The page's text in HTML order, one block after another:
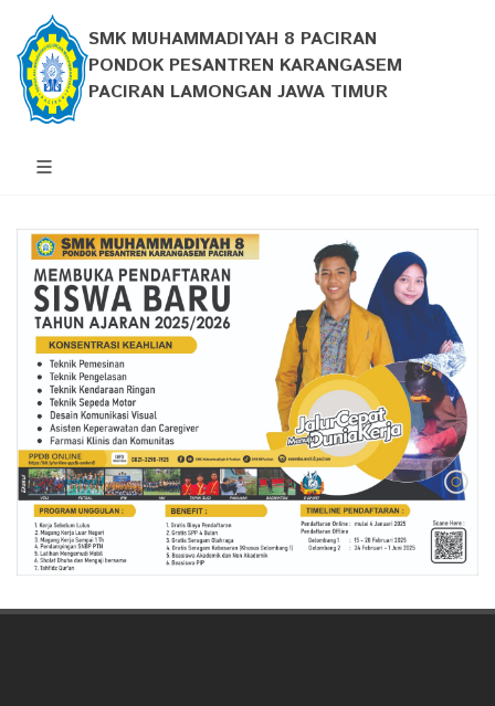
SMK MUHAMMADIYAH 8 PACIRAN
PONDOK PESANTREN KARANGASEM
PACIRAN LAMONGAN JAWA TIMUR